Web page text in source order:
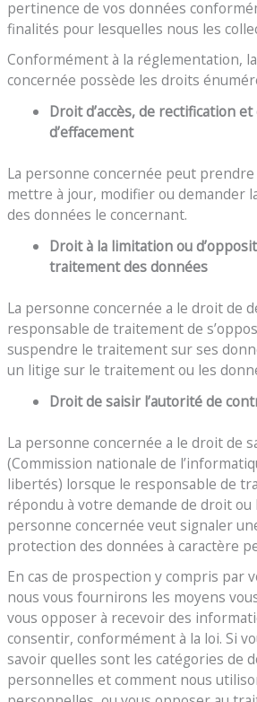
pertinence de vos données
finalités pour lesquelles nous les
Conformément à la réglementation,
concernée possède les droits
Droit d’accès, de rectification
d’effacement
La personne concernée peut prendre
mettre à jour, modifier ou demander
des données le concernant.
Droit à la limitation ou
traitement des données
La personne concernée a le droit de
responsable de traitement de
suspendre le traitement sur ses
un litige sur le traitement ou les
Droit de saisir l’autorité de
La personne concernée a le droit de
(Commission nationale de
libertés) lorsque le responsable de
répondu à votre demande de droit ou
personne concernée veut signaler
protection des données à caractère
En cas de prospection y compris par
nous vous fournirons les moyens
vous opposer à recevoir des
consentir, conformément à la loi. Si
savoir quelles sont les catégories de
personnelles et comment nous